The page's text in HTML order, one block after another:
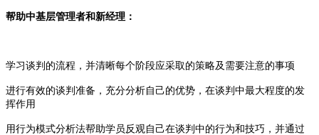
帮助中基层管理者和新经理：
学习谈判的流程，并清晰每个阶段应采取的策略及需要注意的事项
进行有效的谈判准备，充分分析自己的优势，在谈判中最大程度的发
挥作用
用行为模式分析法帮助学员反观自己在谈判中的行为和技巧，并通过